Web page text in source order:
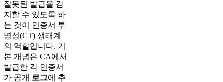
잘못된 발급을 감
지할 수 있도록 하
는 것이 인증서 투
명성(CT) 생태계
의 역할입니다. 기
본 개념은 CA에서
발급한 각 인증서
가 공개 로그에 추